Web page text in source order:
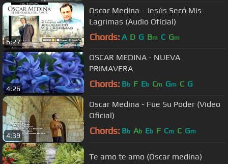
6:27
Oscar Medina - Jesús Secó Mis
Lagrimas (Audio Oficial)
Chords: A D G Bm C Gm
4:26
OSCAR MEDINA - NUEVA
PRIMAVERA
Chords: Bb F Eb Cm Gm C G
4:39
Oscar Medina - Fue Su Poder (Video
Oficial)
Chords: Bb Ab Eb F Cm C Gm
Te amo te amo (Oscar medina)